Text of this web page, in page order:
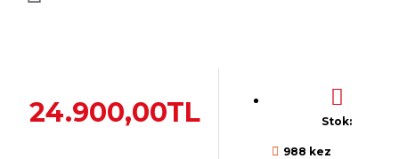
24.900,00TL Stok:
988 kez